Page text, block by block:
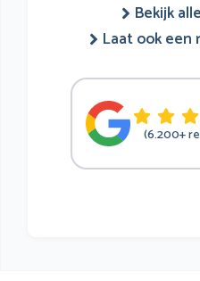
Bekijk
Laat ook een
(6.200+